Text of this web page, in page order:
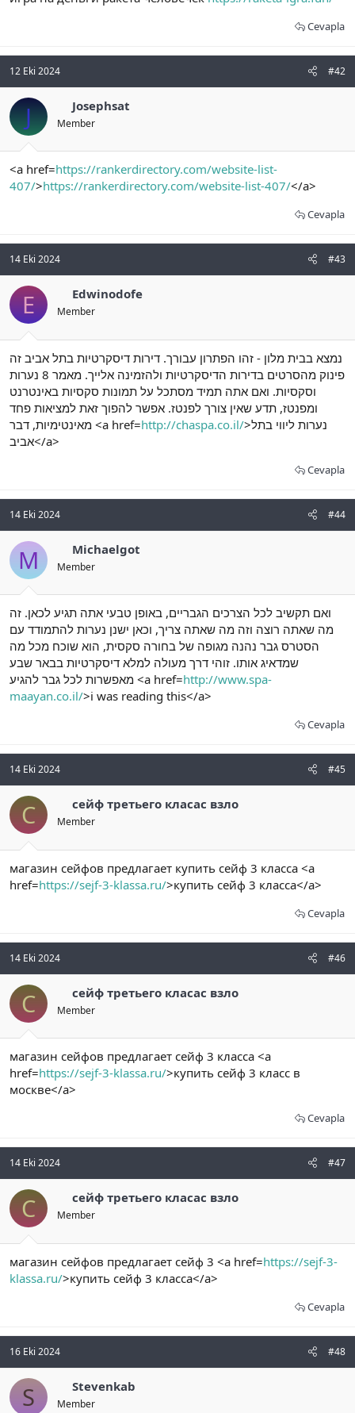
t
i
Cevapla
12 Eki 2024 #42
J Josephsat
Member
<a href=https://rankerdirectory.com/website-list-
407/>https://rankerdirectory.com/website-list-407/</a>
Cevapla
14 Eki 2024 #43
E Edwinodofe
Member
נמצא בבית מלון - זהו הפתרון עבורך. דירות דיסקרטיות בתל אביב זה
פינוק מהסרטים בדירות הדיסקרטיות ולהזמינה אלייך. מאמר 8 נערות
וסקסיות. ואם אתה תמיד מסתכל על תמונות סקסיות באינטרנט
ומפנטז, תדע שאין צורך לפנטז. אפשר להפוך זאת למציאות פחד
מאינטימיות, דבר <a href=http://chaspa.co.il/>נערות ליווי בתל
אביב</a>
Cevapla
14 Eki 2024 #44
M Michaelgot
Member
ואם תקשיב לכל הצרכים הגבריים, באופן טבעי אתה תגיע לכאן. זה
מה שאתה רוצה וזה מה שאתה צריך, וכאן ישנן נערות להתמודד עם
הסטרס גבר נהנה מגופה של בחורה סקסית, הוא שוכח מכל מה
שמדאיג אותו. זוהי דרך מעולה למלא דיסקרטיות בבאר שבע
מאפשרות לכל גבר להגיע <a href=http://www.spa-
maayan.co.il/>i was reading this</a>
Cevapla
14 Eki 2024 #45
С сейф третьего класас взло
Member
магазин сейфов предлагает купить сейф 3 класса <a
href=https://sejf-3-klassa.ru/>купить сейф 3 класса</a>
Cevapla
14 Eki 2024 #46
С сейф третьего класас взло
Member
магазин сейфов предлагает сейф 3 класса <a
href=https://sejf-3-klassa.ru/>купить сейф 3 класс в
москве</a>
Cevapla
14 Eki 2024 #47
С сейф третьего класас взло
Member
магазин сейфов предлагает сейф 3 <a href=https://sejf-3-
klassa.ru/>купить сейф 3 класса</a>
Cevapla
16 Eki 2024 #48
S Stevenkab
Member